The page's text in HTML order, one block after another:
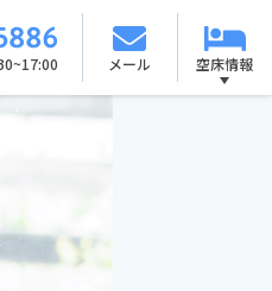
メール 空床情報